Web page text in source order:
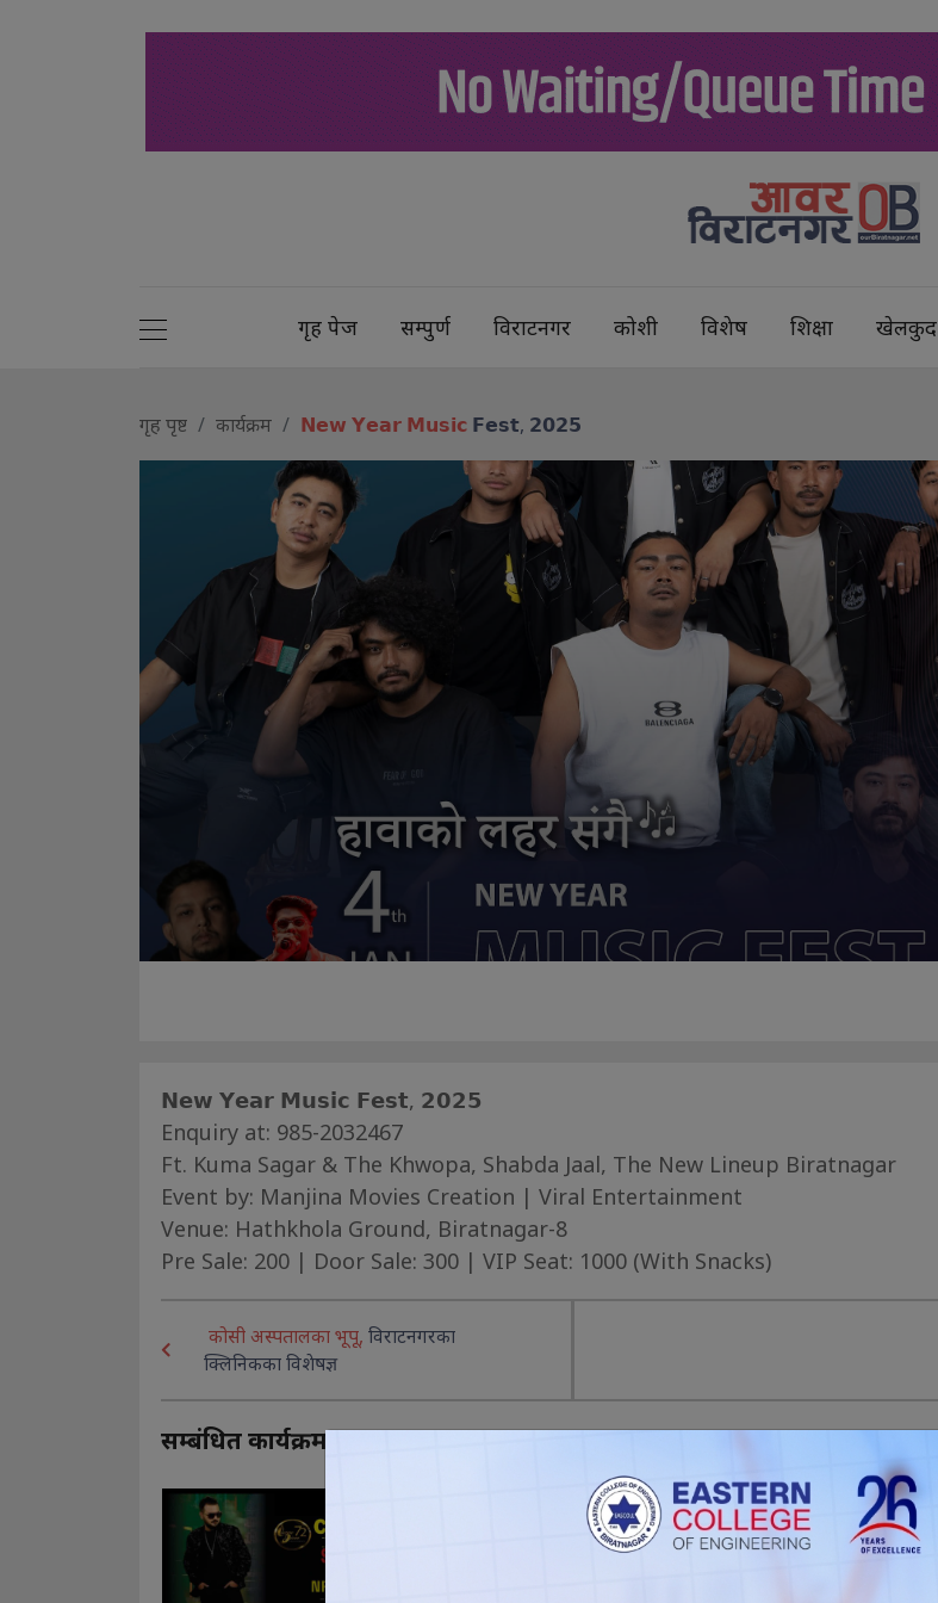
गृह पेज सम्पुर्ण विराटनगर कोशी विशेष शिक्षा खेलकुद
गृह पृष्ट कार्यक्रम 𝗡𝗲𝘄 𝗬𝗲𝗮𝗿 𝗠𝘂𝘀𝗶𝗰 𝗙𝗲𝘀𝘁, 𝟮𝟬𝟮𝟱
𝗡𝗲𝘄 𝗬𝗲𝗮𝗿 𝗠𝘂𝘀𝗶𝗰 𝗙𝗲𝘀𝘁, 𝟮𝟬𝟮𝟱
Enquiry at: 985-2032467
Ft. Kuma Sagar & The Khwopa, Shabda Jaal, The New Lineup Biratnagar
Event by: Manjina Movies Creation | Viral Entertainment
Venue: Hathkhola Ground, Biratnagar-8
Pre Sale: 200 | Door Sale: 300 | VIP Seat: 1000 (With Snacks)
कोसी अस्पतालका भूपू, विराटनगरका
क्लिनिकका विशेषज्ञ
सम्बंधित कार्यक्रमहरु